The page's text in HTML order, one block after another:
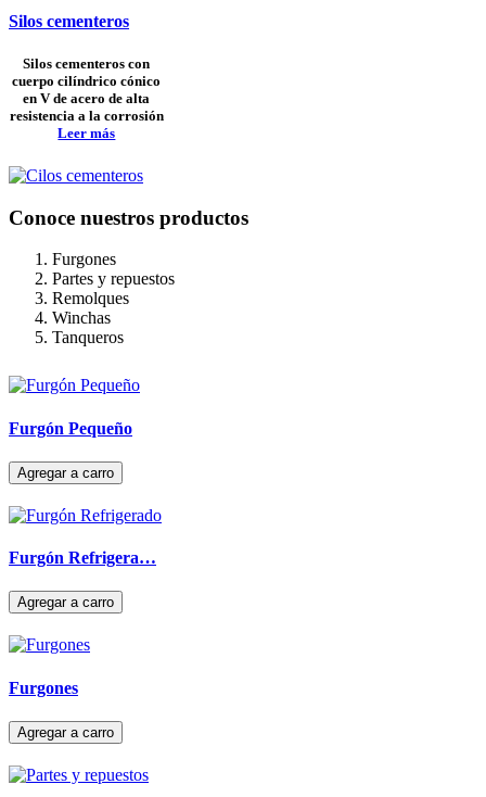
Silos cementeros
Silos cementeros con
cuerpo cilíndrico cónico
en V de acero de alta
resistencia a la corrosión
Leer más
Conoce nuestros productos
Furgones
Partes y repuestos
Remolques
Winchas
Tanqueros
Furgón Pequeño
Furgón Refrigera…
Furgones